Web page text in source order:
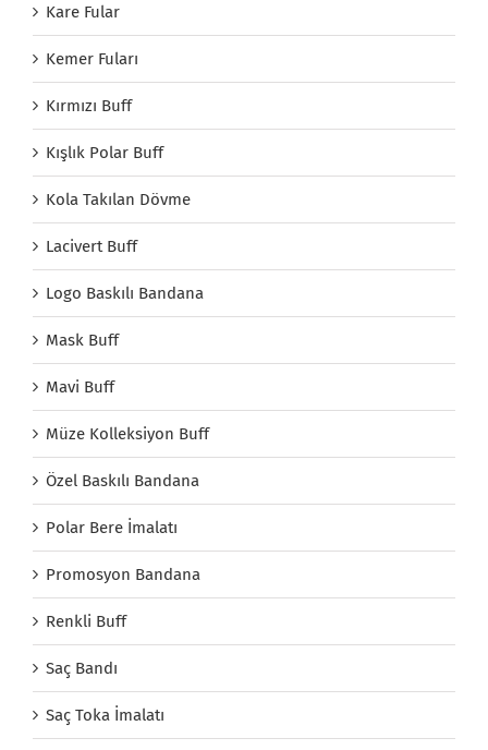
Kare Fular
Kemer Fuları
Kırmızı Buff
Kışlık Polar Buff
Kola Takılan Dövme
Lacivert Buff
Logo Baskılı Bandana
Mask Buff
Mavi Buff
Müze Kolleksiyon Buff
Özel Baskılı Bandana
Polar Bere İmalatı
Promosyon Bandana
Renkli Buff
Saç Bandı
Saç Toka İmalatı